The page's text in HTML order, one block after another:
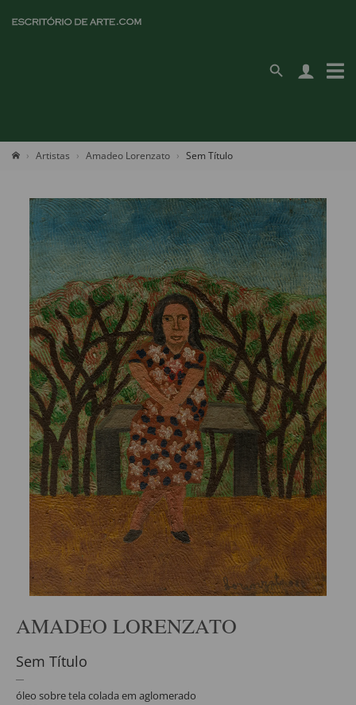
Artistas Amadeo Lorenzato Sem Título
AMADEO LORENZATO
Sem Título
óleo sobre tela colada em aglomerado